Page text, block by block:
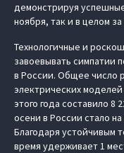
демонстрируя
ноября, так и в целом
Технологичные и
завоевывать симпатии
в России. Общее число
электрических
этого года составило 8
осени в России стало
Благодаря устойчивым
время удерживает 1